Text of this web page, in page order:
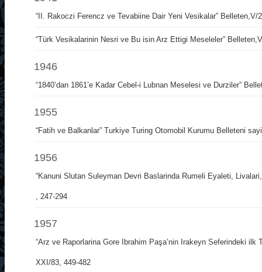
“II. Rakoczi Ferencz ve Tevabiine Dair Yeni Vesikalar” Belleten,V/
“Türk Vesikalarinin Nesri ve Bu isin Arz Ettigi Meseleler”
1946
“1840’dan 1861’e Kadar Cebel-i Lubnan Meselesi ve Durziler”
1955
“Fatih ve Balkanlar” Turkiye Turing Otomobil Kurumu Belleteni
1956
“Kanuni Slutan Suleyman Devri Baslarinda Rumeli Eyaleti,
, 247-294
1957
“Arz ve Raporlarina Gore Ibrahim Paşa’nin Irakeyn Seferindeki ilk
XXI/83, 449-482